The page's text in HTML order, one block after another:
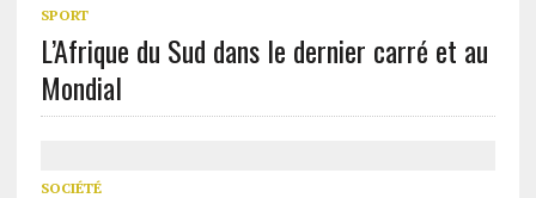
SPORT
L’Afrique du Sud dans le dernier carré et au
Mondial
SOCIÉTÉ